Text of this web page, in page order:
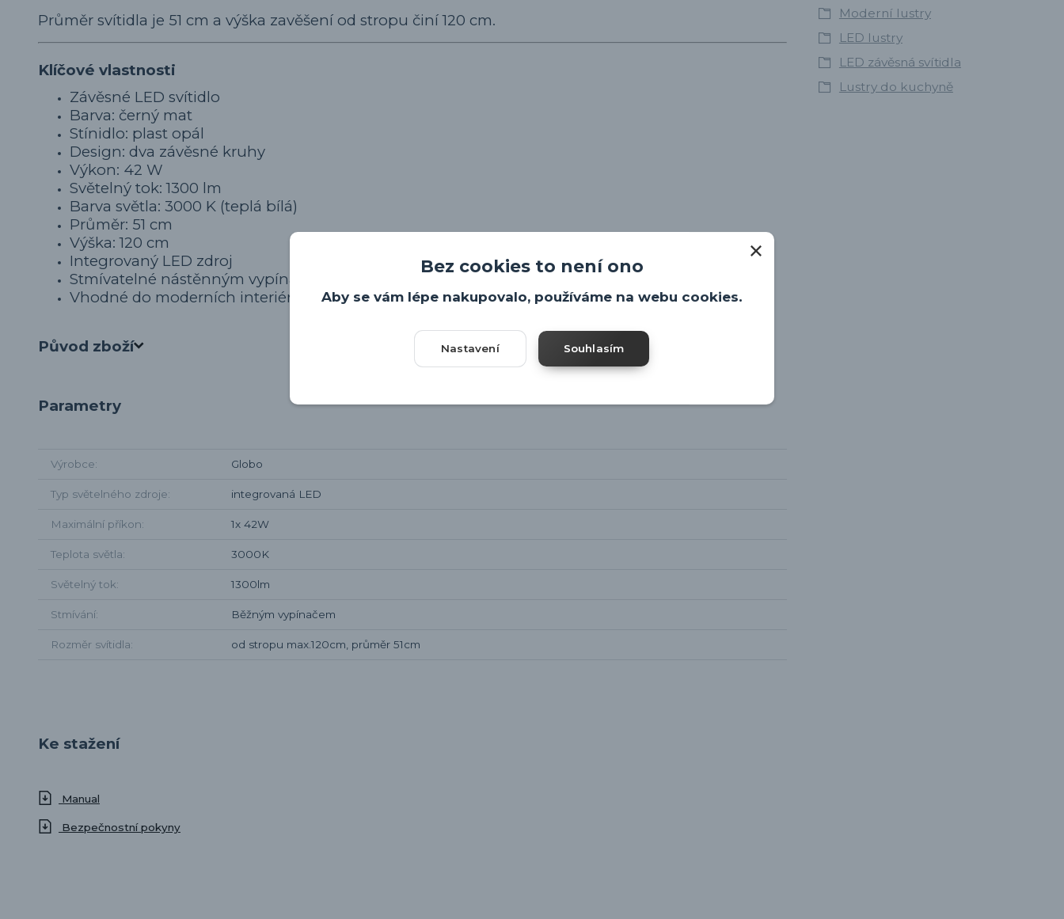
Průměr svítidla je 51 cm a výška zavěšení od stropu činí 120 cm.
Klíčové vlastnosti
Závěsné LED svítidlo
Barva: černý mat
Stínidlo: plast opál
Design: dva závěsné kruhy
Výkon: 42 W
Světelný tok: 1300 lm
Barva světla: 3000 K (teplá bílá)
Průměr: 51 cm
Výška: 120 cm
Integrovaný LED zdroj
Stmívatelné nástěnným vypínačem
Vhodné do moderních interiérů
Původ zboží
Parametry
Výrobce Globo
Typ světelného zdroje integrovaná LED
Maximální příkon 1x 42W
Teplota světla 3000K
Světelný tok 1300lm
Stmívání Běžným vypínačem
Rozměr svítidla od stropu max.120cm, průměr 51cm
Moderní lustry
LED lustry
LED závěsná svítidla
Lustry do kuchyně
Ke stažení
Manual
Bezpečnostní pokyny
Bez cookies to není ono
Aby se vám lépe nakupovalo, používáme na webu cookies.
Nastavení Souhlasím